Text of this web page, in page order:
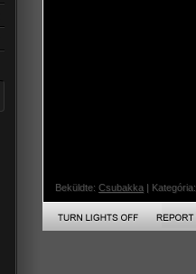
Beküldte: Csubakka | Kategória: